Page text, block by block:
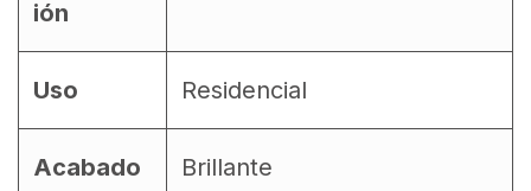
ión
Uso Residencial
Acabado Brillante